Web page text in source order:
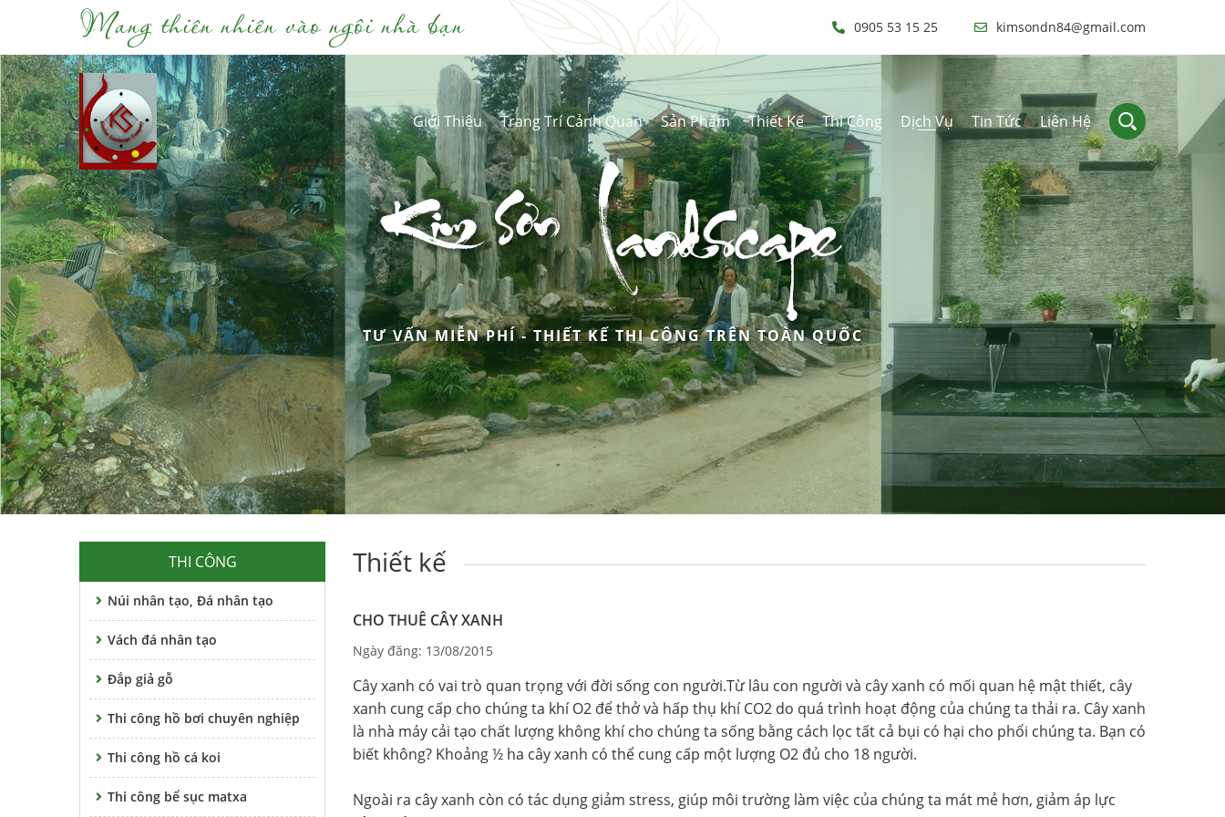
Mang thiên nhiên vào ngôi nhà bạn kimsondn84@gmail.com
0905 53 15 25
Giới Thiệu Trang Trí Cảnh Quan Sản Phẩm Thiết Kế Thi Công Dịch Vụ Tin Tức Liên Hệ
Kim SơnLandscape
TƯ VẤN MIỄN PHÍ - THIẾT KẾ THI CÔNG TRÊN TOÀN QUỐC
THI CÔNG
Núi nhân tạo, Đá nhân tạo
Vách đá nhân tạo
Đắp giả gỗ
Thi công hồ bơi chuyên nghiệp
Thi công hồ cá koi
Thi công bể sục matxa
Thiết kế
CHO THUÊ CÂY XANH
Ngày đăng: 13/08/2015
Cây xanh có vai trò quan trọng với đời sống con người.Từ lâu con người và cây xanh có mối quan hệ mật thiết, cây
xanh cung cấp cho chúng ta khí O2 để thở và hấp thụ khí CO2 do quá trình hoạt động của chúng ta thải ra. Cây xanh
là nhà máy cải tạo chất lượng không khí cho chúng ta sống bằng cách lọc tất cả bụi có hại cho phổi chúng ta. Bạn có
biết không? Khoảng ½ ha cây xanh có thể cung cấp một lượng O2 đủ cho 18 người.
Ngoài ra cây xanh còn có tác dụng giảm stress, giúp môi trường làm việc của chúng ta mát mẻ hơn, giảm áp lực